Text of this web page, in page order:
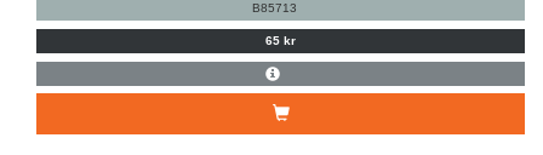
B85713
65 kr